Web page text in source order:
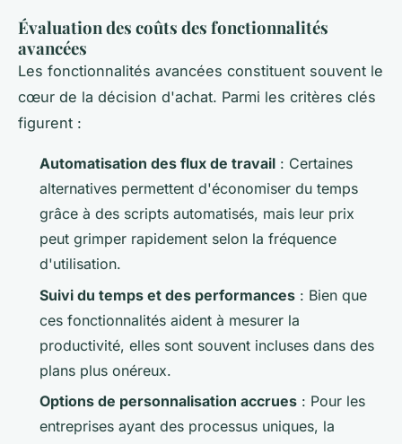
Évaluation des coûts des fonctionnalités
avancées
Les fonctionnalités avancées constituent souvent le
cœur de la décision d'achat. Parmi les critères clés
figurent :
Automatisation des flux de travail : Certaines
alternatives permettent d'économiser du temps
grâce à des scripts automatisés, mais leur prix
peut grimper rapidement selon la fréquence
d'utilisation.
Suivi du temps et des performances : Bien que
ces fonctionnalités aident à mesurer la
productivité, elles sont souvent incluses dans des
plans plus onéreux.
Options de personnalisation accrues : Pour les
entreprises ayant des processus uniques, la